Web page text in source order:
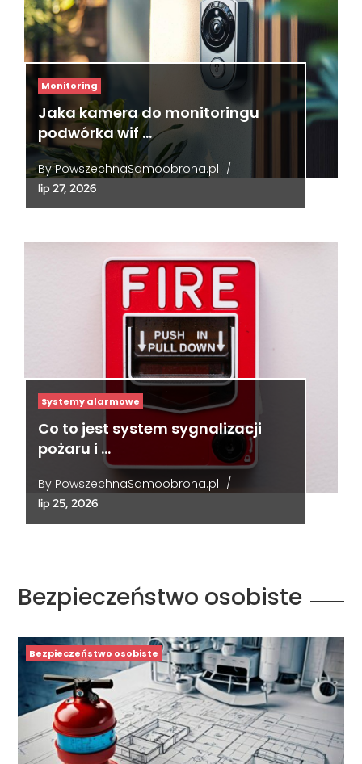
Monitoring
Jaka kamera do monitoringu
podwórka wif …
ByPowszechnaSamoobrona.pl /
lip 27, 2026
Systemy alarmowe
Co to jest system sygnalizacji
pożaru i …
By PowszechnaSamoobrona.pl /
lip 25, 2026
Bezpieczeństwo osobiste
Bezpieczeństwo osobiste